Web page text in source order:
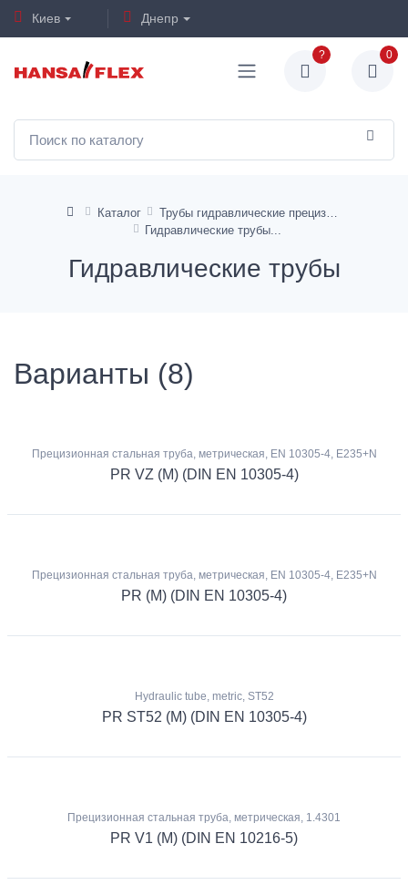
Киев Днепр
? 0
Каталог
Гидравлические трубы
Гидравлические трубы
Варианты (8)
Прецизионная стальная труба, метрическая, EN 10305-4, E235+N
PR VZ (M) (DIN EN 10305-4)
Прецизионная стальная труба, метрическая, EN 10305-4, E235+N
PR (M) (DIN EN 10305-4)
Hydraulic tube, metric, ST52
PR ST52 (M) (DIN EN 10305-4)
Прецизионная стальная труба, метрическая, 1.4301
PR V1 (M) (DIN EN 10216-5)